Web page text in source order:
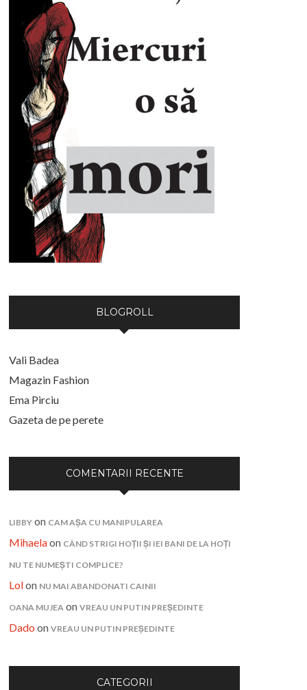
BLOGROLL
Vali Badea
Magazin Fashion
Ema Pirciu
Gazeta de pe perete
COMENTARII RECENTE
LIBBY on CAM AȘA CU MANIPULAREA
Mihaelaon CÂND STRIGI HOȚII ȘI IEI BANI DE LA HOȚI
NU TE NUMEȘTI COMPLICE?
Lolon NU MAI ABANDONATI CAINII
OANA MUJEA onVREAU UN PUTIN PREȘEDINTE
Dado onVREAU UN PUTIN PREȘEDINTE
CATEGORII